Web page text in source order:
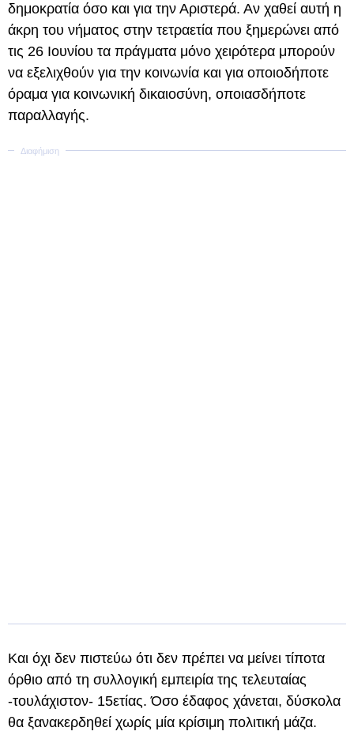
δημοκρατία όσο και για την Αριστερά. Αν χαθεί αυτή η
άκρη του νήματος στην τετραετία που ξημερώνει από
τις 26 Ιουνίου τα πράγματα μόνο χειρότερα μπορούν
να εξελιχθούν για την κοινωνία και για οποιοδήποτε
όραμα για κοινωνική δικαιοσύνη, οποιασδήποτε
παραλλαγής.
Και όχι δεν πιστεύω ότι δεν πρέπει να μείνει τίποτα
όρθιο από τη συλλογική εμπειρία της τελευταίας
-τουλάχιστον- 15ετίας. Όσο έδαφος χάνεται, δύσκολα
θα ξανακερδηθεί χωρίς μία κρίσιμη πολιτική μάζα.